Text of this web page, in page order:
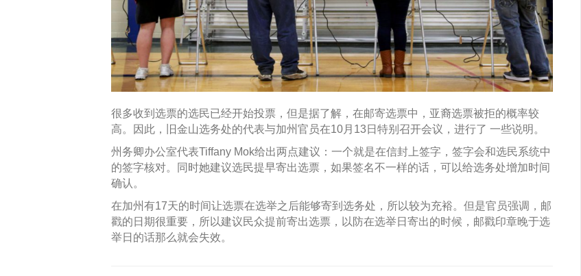
很多收到选票的选民已经开始投票，但是据了解，在邮寄选票中，亚裔选票被拒的概率较
高。因此，旧金山选务处的代表与加州官员在10月13日特别召开会议，进行了 一些说明。
州务卿办公室代表Tiffany Mok给出两点建议：一个就是在信封上签字，签字会和选民系统中
的签字核对。同时她建议选民提早寄出选票，如果签名不一样的话，可以给选务处增加时间
确认。
在加州有17天的时间让选票在选举之后能够寄到选务处，所以较为充裕。但是官员强调，邮
戳的日期很重要，所以建议民众提前寄出选票，以防在选举日寄出的时候，邮戳印章晚于选
举日的话那么就会失效。